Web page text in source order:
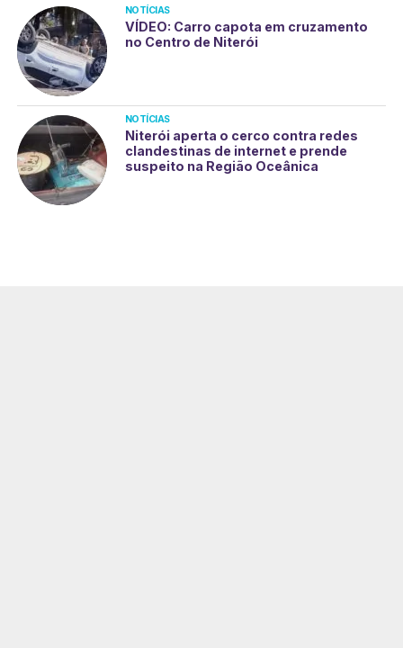
NOTÍCIAS
VÍDEO: Carro capota em cruzamento
no Centro de Niterói
NOTÍCIAS
Niterói aperta o cerco contra redes
clandestinas de internet e prende
suspeito na Região Oceânica